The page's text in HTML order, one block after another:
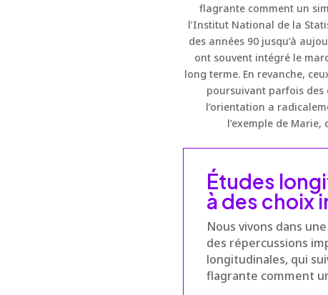
flagrante comment un
l’Institut National de la
des années 90 jusqu’à
ont souvent intégré le
long terme. En revanche,
poursuivant parfois des
l’orientation a
l’exemple de
Études
à des choix
Nous vivons dans
des répercussions
longitudinales, qui
flagrante comment